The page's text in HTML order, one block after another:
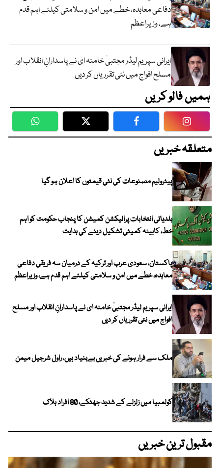
دفاعی معاہدہ، خطے میں امن و سلامتی کیلئے اہم قدم
ہے، وزیراعظم
ایرانی سپریم لیڈر مجتبیٰ خامنہ ای نے پاسدارانِ انقلاب اور
مسلح افواج میں نئی تقرریاں کر دیں
ہمیں فالو کریں
WhatsApp Twitter Facebook
متعلقہ خبریں
پیٹرولیم مصنوعات کی نئی قیمتوں کا اعلان ہو گیا
بلدیاتی انتخابات پرالیکشن کمیشن کا پنجاب حکومت کو اہم
خط، کابینہ کمیٹی تشکیل دینے کی ہدایت
پاکستان، سعودی عرب اور ترکیہ کے درمیان سہ فریقی دفاعی
معاہدہ، خطے میں امن و سلامتی کیلئے اہم قدم ہے، وزیراعظم
ایرانی سپریم لیڈر مجتبیٰ خامنہ ای نے پاسدارانِ انقلاب اور مسلح
افواج میں نئی تقرریاں کر دیں
ملک سے فرار ہونے کی خبریں بےبنیاد ہیں، راول شرجیل میمن
کولمبیا میں زلزلے کے شدید جھٹکے، 80 افراد ہلاک
مقبول ترین خبریں